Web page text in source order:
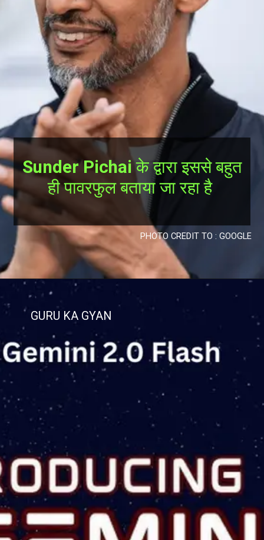
Sunder Pichaiके द्वारा इससे बहुत
ही पावरफुल बताया जा रहा है
PHOTO CREDIT TO : GOOGLE
GURU KA GYAN